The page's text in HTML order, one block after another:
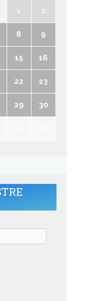
1 2
8 9
15 16
22 23
29 30